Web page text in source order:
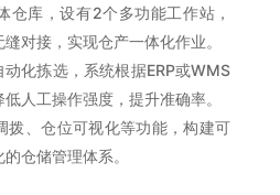
仓库，设有2个多功能工作站，
对接，实现仓产一体化作业。
动化拣选，系统根据ERP或WMS
人工操作强度，提升准确率。
拨、仓位可视化等功能，构建可
仓储管理体系。